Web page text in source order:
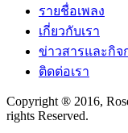
รายชื่อเพลง
เกี่ยวกับเรา
ข่าวสารและกิจ
ติดต่อเรา
Copyright ® 2016,
rights Reserved.